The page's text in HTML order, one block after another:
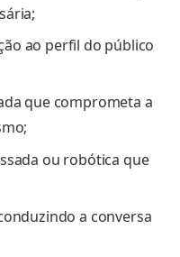
ao perfil do público
que comprometa a
ou robótica que
a conversa